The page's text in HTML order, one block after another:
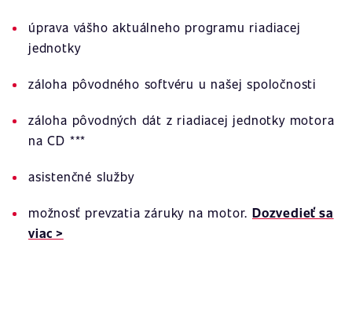
úprava vášho aktuálneho programu riadiacej
jednotky
záloha pôvodného softvéru u našej spoločnosti
záloha pôvodných dát z riadiacej jednotky motora
na CD ***
asistenčné služby
možnosť prevzatia záruky na motor. Dozvedieť sa
viac >